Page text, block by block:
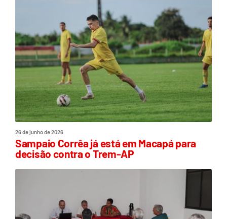
26 de junho de 2026
Sampaio Corrêa já está em Macapá para
decisão contra o Trem-AP